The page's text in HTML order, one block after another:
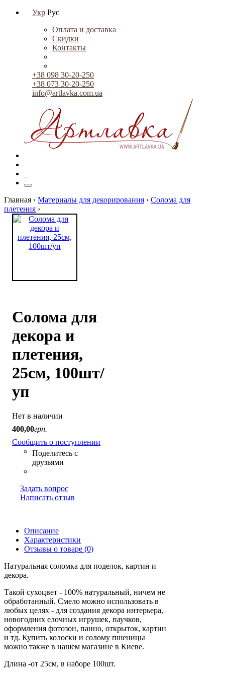
Укр Рус
Оплата и доставка
Скидки
Контакты
+38 098 30-20-250
+38 073 30-20-250
info@artlavka.com.ua
Главная › Материалы для декорирования › Солома для
плетения ›
Солома для
декора и
плетения,
25см, 100шт/
уп
Нет в наличии
400,00грн.
Сообщить о поступлении
Задать вопрос
Написать отзыв
Описание
Характеристики
Отзывы о товаре (0)
Натуральная соломка для поделок, картин и
декора.
Такой сухоцвет - 100% натуральный, ничем не
обработанный. Смело можно использовать в
любых целях - для создания декора интерьера,
новогодних елочных игрушек, паучков,
оформления фотозон, панно, открыток, картин
и тд. Купить колоски и солому пшеницы
можно также в нашем магазине в Киеве.
Длина -от 25см, в наборе 100шт.